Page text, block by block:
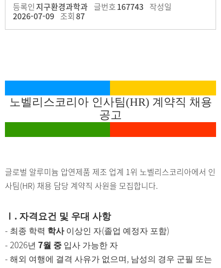
등록인 지구환경과학과 글번호167743 작성일
2026-07-09 조회87
노벨리스코리아 인사팀(HR) 계약직 채용
공고
글로벌 알루미늄 압연제품 제조 업계 1위 노벨리스코리아에서 인
사팀(HR) 채용 담당 계약직 사원을 모집합니다.
. 자격요건 및 우대 사항
- 최종 학력 학사 이상인 자(졸업 예정자 포함)
- 2026년 7월 중 입사 가능한 자
- 해외 여행에 결격 사유가 없으며 , 남성의 경우 군필 또는